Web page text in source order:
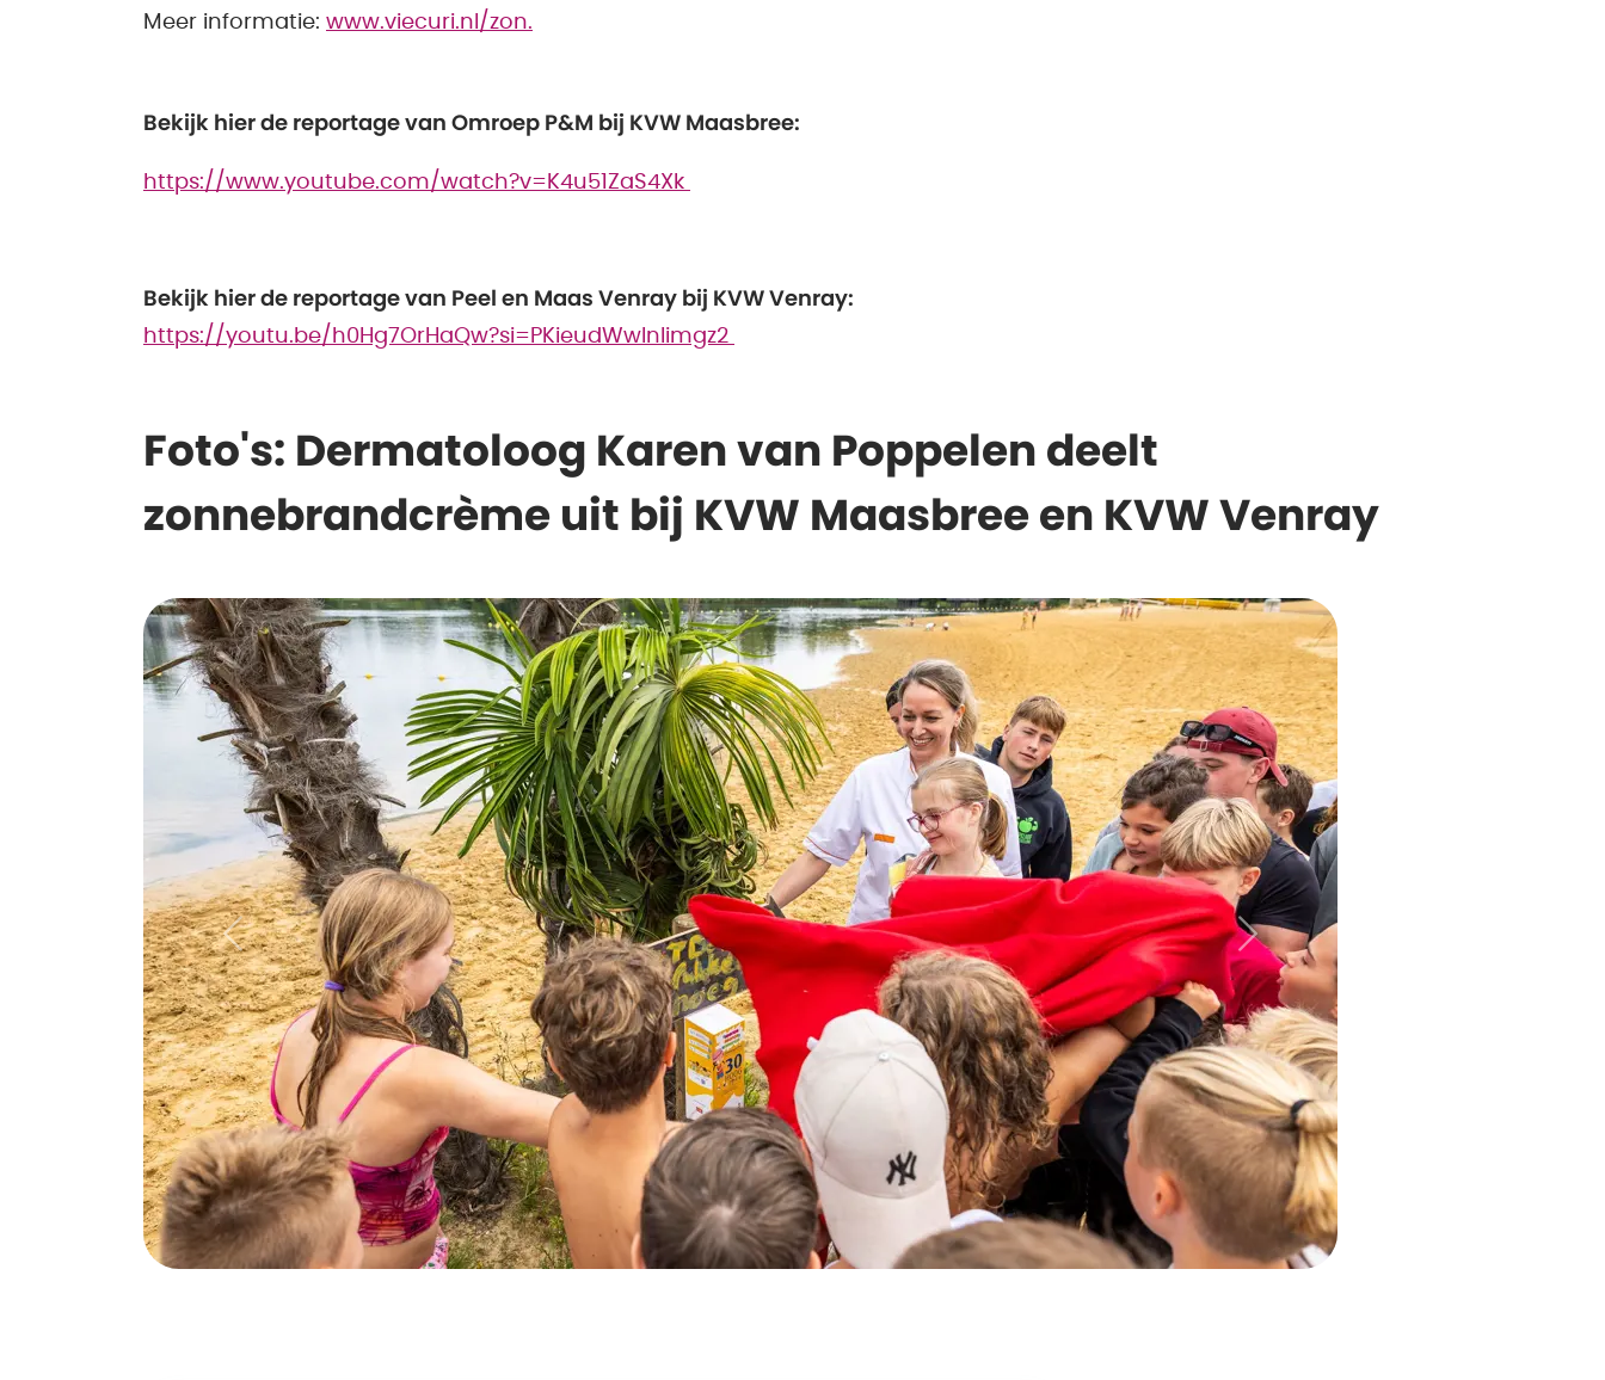
Meer informatie: www.viecuri.nl/zon.
Bekijk hier de reportage van Omroep P&M bij KVW Maasbree:
https://www.youtube.com/watch?v=K4u51ZaS4Xk
Bekijk hier de reportage van Peel en Maas Venray bij KVW Venray:
https://youtu.be/h0Hg7OrHaQw?si=PKieudWwInlimgz2
Foto's: Dermatoloog Karen van Poppelen deelt
zonnebrandcrème uit bij KVW Maasbree en KVW Venray
Previous Next
03 mei 2025
Tags
Gezondheid Dermatologie Oncologie Nieuws zonbescherming preventie